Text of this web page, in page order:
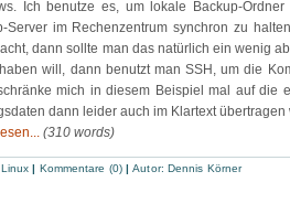
Ich benutze es, um lokale Backup-
Server im Rechenzentrum synchron zu
dann sollte man das natürlich ein wenig
will, dann benutzt man SSH, um die
mich in diesem Beispiel mal auf die
dann leider auch im Klartext übertragen
(310 words)
Linux | Kommentare (0)|Autor: Dennis Körner